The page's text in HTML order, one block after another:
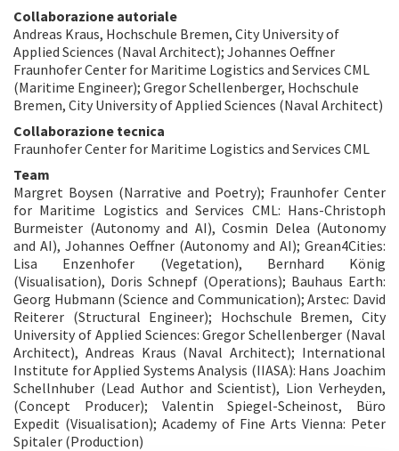
Collaborazione autoriale
Andreas Kraus, Hochschule Bremen, City University of
Applied Sciences (Naval Architect); Johannes Oeffner
Fraunhofer Center for Maritime Logistics and Services CML
(Maritime Engineer); Gregor Schellenberger, Hochschule
Bremen, City University of Applied Sciences (Naval Architect)
Collaborazione tecnica
Fraunhofer Center for Maritime Logistics and Services CML
Team
Margret Boysen (Narrative and Poetry); Fraunhofer Center
for Maritime Logistics and Services CML: Hans-Christoph
Burmeister (Autonomy and AI), Cosmin Delea (Autonomy
and AI), Johannes Oeffner (Autonomy and AI); Grean4Cities:
Lisa Enzenhofer (Vegetation), Bernhard König
(Visualisation), Doris Schnepf (Operations); Bauhaus Earth:
Georg Hubmann (Science and Communication); Arstec: David
Reiterer (Structural Engineer); Hochschule Bremen, City
University of Applied Sciences: Gregor Schellenberger (Naval
Architect), Andreas Kraus (Naval Architect); International
Institute for Applied Systems Analysis (IIASA): Hans Joachim
Schellnhuber (Lead Author and Scientist), Lion Verheyden,
(Concept Producer); Valentin Spiegel-Scheinost, Büro
Expedit (Visualisation); Academy of Fine Arts Vienna: Peter
Spitaler (Production)